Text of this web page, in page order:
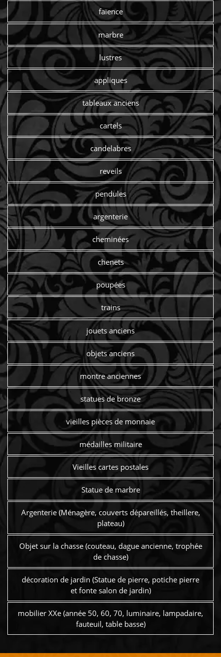
faïence
marbre
lustres
appliques
tableaux anciens
cartels
candelabres
reveils
pendules
argenterie
cheminées
chenets
poupées
trains
jouets anciens
objets anciens
montre anciennes
statues de bronze
vieilles pièces de monnaie
médailles militaire
Vieilles cartes postales
Statue de marbre
Argenterie (Ménagère, couverts dépareillés, theillere,
plateau)
Objet sur la chasse (couteau, dague ancienne, trophée
de chasse)
décoration de jardin (Statue de pierre, potiche pierre
et fonte salon de jardin)
mobilier XXe (année 50, 60, 70, luminaire, lampadaire,
fauteuil, table basse)